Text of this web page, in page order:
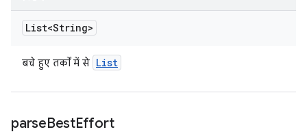
List<String>
बचे हुए तर्कों में से List
parseBestEffort